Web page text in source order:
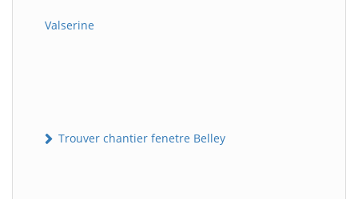
Valserine
Trouver chantier fenetre Belley